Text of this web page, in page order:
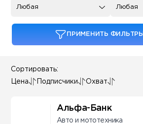
Любая
Любая
ПРИМЕНИТЬ ФИЛЬТРЫ
Сортировать:
Цена Подписчики Охват
Альфа-Банк
Авто и мототехника